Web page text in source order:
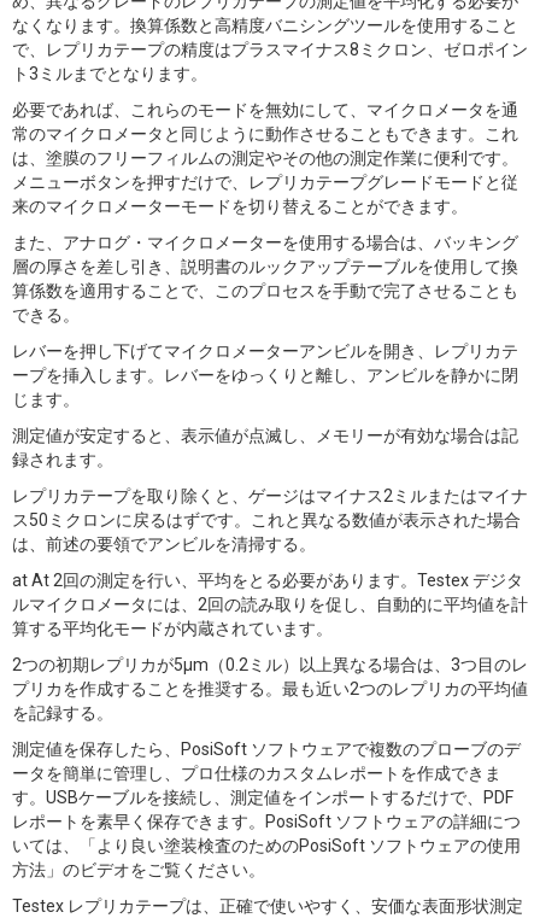
なくなります。換算係数と高精度バニシングツールを使用すること
で、レプリカテープの精度はプラスマイナス8ミクロン、ゼロポイン
ト3ミルまでとなります。
必要であれば、これらのモードを無効にして、マイクロメータを通
常のマイクロメータと同じように動作させることもできます。これ
は、塗膜のフリーフィルムの測定やその他の測定作業に便利です。
メニューボタンを押すだけで、レプリカテープグレードモードと従
来のマイクロメーターモードを切り替えることができます。
また、アナログ・マイクロメーターを使用する場合は、バッキング
層の厚さを差し引き、説明書のルックアップテーブルを使用して換
算係数を適用することで、このプロセスを手動で完了させることも
できる。
レバーを押し下げてマイクロメーターアンビルを開き、レプリカテ
ープを挿入します。レバーをゆっくりと離し、アンビルを静かに閉
じます。
測定値が安定すると、表示値が点滅し、メモリーが有効な場合は記
録されます。
レプリカテープを取り除くと、ゲージはマイナス2ミルまたはマイナ
ス50ミクロンに戻るはずです。これと異なる数値が表示された場合
は、前述の要領でアンビルを清掃する。
at At 2回の測定を行い、平均をとる必要があります。Testex デジタ
ルマイクロメータには、2回の読み取りを促し、自動的に平均値を計
算する平均化モードが内蔵されています。
2つの初期レプリカが5μm（0.2ミル）以上異なる場合は、3つ目のレ
プリカを作成することを推奨する。最も近い2つのレプリカの平均値
を記録する。
測定値を保存したら、PosiSoft ソフトウェアで複数のプローブのデ
ータを簡単に管理し、プロ仕様のカスタムレポートを作成できま
す。USBケーブルを接続し、測定値をインポートするだけで、PDF
レポートを素早く保存できます。PosiSoft ソフトウェアの詳細につ
いては、「より良い塗装検査のためのPosiSoft ソフトウェアの使用
方法」のビデオをご覧ください。
Testex レプリカテープは、正確で使いやすく、安価な表面形状測定